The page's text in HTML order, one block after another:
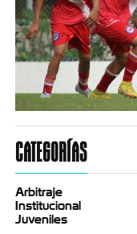
CATEGORÍAS
Arbitraje
Institucional
Juveniles